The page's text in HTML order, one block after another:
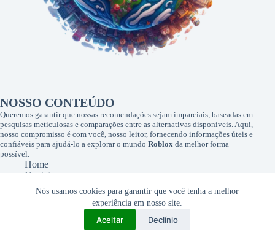
Nós usamos cookies para garantir que você tenha a melhor
experiência em nosso site.
Aceitar Declínio
NOSSO CONTEÚDO
Queremos garantir que nossas recomendações sejam imparciais, baseadas em
pesquisas meticulosas e comparações entre as alternativas disponíveis. Aqui,
nosso compromisso é com você, nosso leitor, fornecendo informações úteis e
confiáveis para ajudá-lo a explorar o mundo Roblox da melhor forma
possível.
Home
Contato
Sobre Nós
Políticas de Privacidade
Transparência da Página